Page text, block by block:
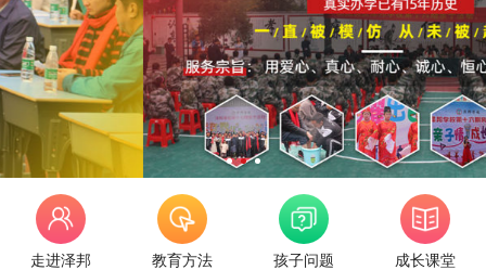
走进泽邦 教育方法 孩子问题 成长课堂